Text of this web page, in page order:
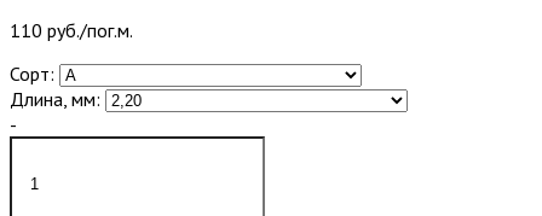
110 руб./пог.м.
Сорт:
Длина, мм:
-